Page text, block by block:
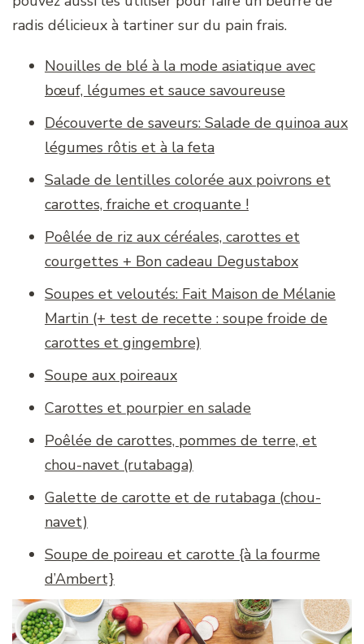
radis délicieux à tartiner sur du pain frais.
Nouilles de blé à la mode asiatique avec
bœuf, légumes et sauce savoureuse
Découverte de saveurs: Salade de quinoa aux
légumes rôtis et à la feta
Salade de lentilles colorée aux poivrons et
carottes, fraiche et croquante !
Poêlée de riz aux céréales, carottes et
courgettes + Bon cadeau Degustabox
Soupes et veloutés: Fait Maison de Mélanie
Martin (+ test de recette : soupe froide de
carottes et gingembre)
Soupe aux poireaux
Carottes et pourpier en salade
Poêlée de carottes, pommes de terre, et
chou-navet (rutabaga)
Galette de carotte et de rutabaga (chou-
navet)
Soupe de poireau et carotte {à la fourme
d’Ambert}